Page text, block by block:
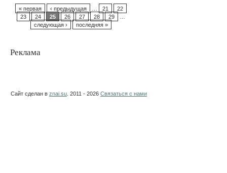
« первая ‹ предыдущая 21
22
23
24 25 26 27 28 29
следующая ›
последняя »
Реклама
Сайт сделан в znai.su . 2011 - 2026 Связаться с нами